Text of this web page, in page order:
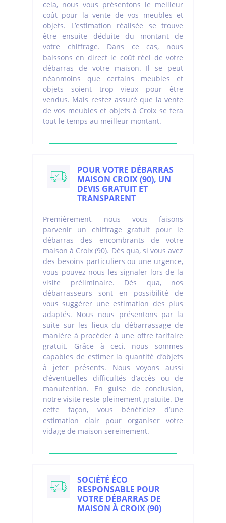
cela, nous vous présentons le meilleur
coût pour la vente de vos meubles et
objets. L’estimation réalisée se trouve
être ensuite déduite du montant de
votre chiffrage. Dans ce cas, nous
baissons en direct le coût réel de votre
débarras de votre maison. Il se peut
néanmoins que certains meubles et
objets soient trop vieux pour être
vendus. Mais restez assuré que la vente
de vos meubles et objets à Croix se fera
tout le temps au meilleur montant.
POUR VOTRE DÉBARRAS
MAISON CROIX (90), UN
DEVIS GRATUIT ET
TRANSPARENT
Premièrement, nous vous faisons
parvenir un chiffrage gratuit pour le
débarras des encombrants de votre
maison à Croix (90). Dès qua, si vous avez
des besoins particuliers ou une urgence,
vous pouvez nous les signaler lors de la
visite préliminaire. Dès qua, nos
débarrasseurs sont en possibilité de
vous suggérer une estimation des plus
adaptés. Nous nous présentons par la
suite sur les lieux du débarrassage de
manière à procéder à une offre tarifaire
gratuit. Grâce à ceci, nous sommes
capables de estimer la quantité d’objets
à jeter présents. Nous voyons aussi
d’éventuelles difficultés d’accès ou de
manutention. En guise de conclusion,
notre visite reste pleinement gratuite. De
cette façon, vous bénéficiez d’une
estimation clair pour organiser votre
vidage de maison sereinement.
SOCIÉTÉ ÉCO
RESPONSABLE POUR
VOTRE DÉBARRAS DE
MAISON À CROIX (90)